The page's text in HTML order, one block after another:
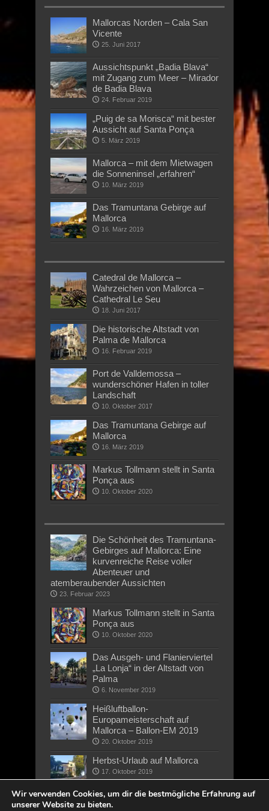
Mallorcas Norden – Cala San
Vicente
25. Juni 2017
Aussichtspunkt „Badia Blava“
mit Zugang zum Meer – Mirador
de Badia Blava
24. Februar 2019
„Puig de sa Morisca“ mit bester
Aussicht auf Santa Ponça
5. März 2019
Mallorca – mit dem Mietwagen
die Sonneninsel „erfahren“
10. März 2019
Das Tramuntana Gebirge auf
Mallorca
16. März 2019
Catedral de Mallorca –
Wahrzeichen von Mallorca –
Cathedral Le Seu
18. Juni 2017
Die historische Altstadt von
Palma de Mallorca
16. Februar 2019
Port de Valldemossa –
wunderschöner Hafen in toller
Landschaft
10. Oktober 2017
Das Tramuntana Gebirge auf
Mallorca
16. März 2019
Markus Tollmann stellt in Santa
Ponça aus
10. Oktober 2020
Die Schönheit des Tramuntana-
Gebirges auf Mallorca: Eine
kurvenreiche Reise voller
Abenteuer und
atemberaubender Aussichten
23. Februar 2023
Markus Tollmann stellt in Santa
Ponça aus
10. Oktober 2020
Das Ausgeh- und Flanierviertel
„La Lonja“ in der Altstadt von
Palma
6. November 2019
Heißluftballon-
Europameisterschaft auf
Mallorca – Ballon-EM 2019
20. Oktober 2019
Herbst-Urlaub auf Mallorca
17. Oktober 2019
Wir verwenden Cookies, um dir die bestmögliche Erfahrung auf
unserer Website zu bieten.